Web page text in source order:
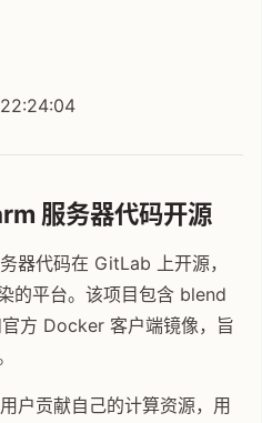
服务器代码开源
器代码在 GitLab 上开源，
的平台。该项目包含 blend
方 Docker 客户端镜像，旨
户贡献自己的计算资源，用